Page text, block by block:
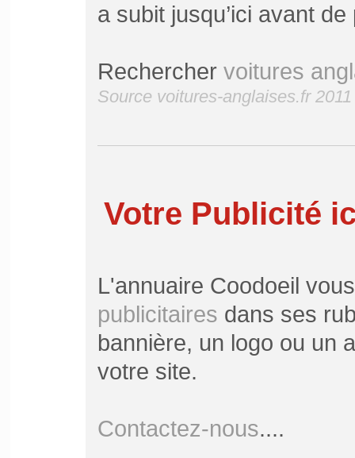
a subit jusqu’ici avant
Rechercher voitures
Source voitures-anglaises.fr 2011
Votre Publicité
L'annuaire Coodoeil
publicitaires dans ses
bannière, un logo ou un
votre site.
Contactez-nous....